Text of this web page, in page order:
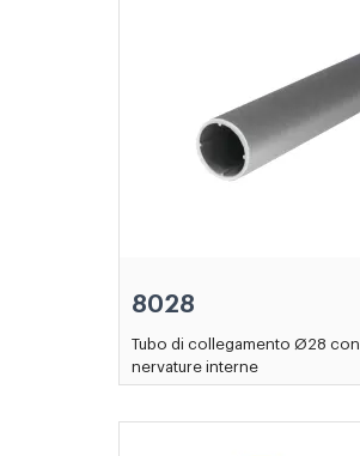
8028
Tubo di collegamento Ø28 con
nervature interne